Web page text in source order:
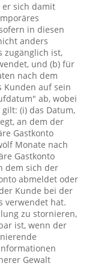
er sich damit
in diesen
anders
zugänglich ist,
und (b) für
nach dem
Kunden auf sein
ab, wobei
(i) das Datum,
an dem der
Gastkonto
Monate nach
Gastkonto
dem sich der
abmeldet oder
Kunde bei der
verwendet hat.
zu stornieren,
ist, wenn der
Gewalt